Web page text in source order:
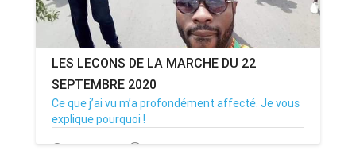
LES LECONS DE LA MARCHE DU 22
SEPTEMBRE 2020
Ce que j’ai vu m’a profondément affecté. Je vous
explique pourquoi !
22/09/20 Par MenouActu 0